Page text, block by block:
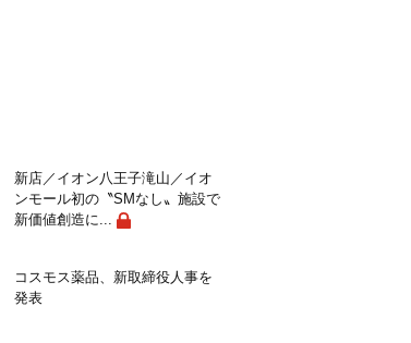
新店／イオン八王子滝山／イオ
ンモール初の〝SMなし〟施設で
新価値創造に...
コスモス薬品、新取締役人事を
発表